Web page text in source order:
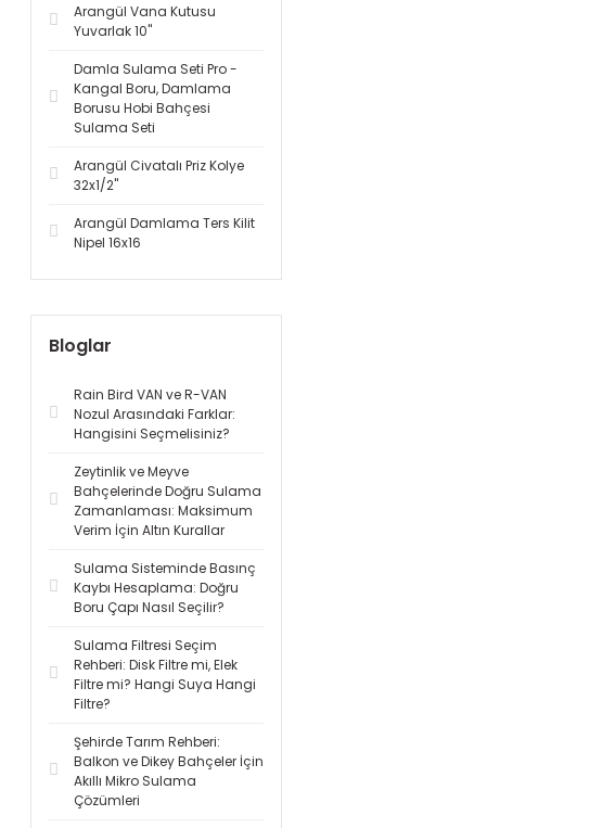
Arangül Vana Kutusu
Yuvarlak 10''
Damla Sulama Seti Pro -
Kangal Boru, Damlama
Borusu Hobi Bahçesi
Sulama Seti
Arangül Civatalı Priz Kolye
32x1/2''
Arangül Damlama Ters Kilit
Nipel 16x16
Bloglar
Rain Bird VAN ve R-VAN
Nozul Arasındaki Farklar:
Hangisini Seçmelisiniz?
Zeytinlik ve Meyve
Bahçelerinde Doğru Sulama
Zamanlaması: Maksimum
Verim İçin Altın Kurallar
Sulama Sisteminde Basınç
Kaybı Hesaplama: Doğru
Boru Çapı Nasıl Seçilir?
Sulama Filtresi Seçim
Rehberi: Disk Filtre mi, Elek
Filtre mi? Hangi Suya Hangi
Filtre?
Şehirde Tarım Rehberi:
Balkon ve Dikey Bahçeler İçin
Akıllı Mikro Sulama
Çözümleri